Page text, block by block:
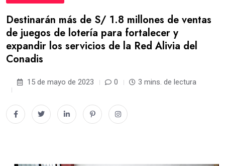
Destinarán más de S/ 1.8 millones de ventas
de juegos de lotería para fortalecer y
expandir los servicios de la Red Alivia del
Conadis
15 de mayo de 2023 0 3 mins. de lectura